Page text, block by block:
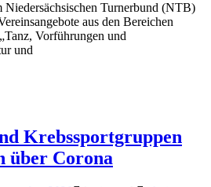
Turnerbund (NTB)
aus den Bereichen
Vorführungen und
und
Krebssportgruppen
über Corona